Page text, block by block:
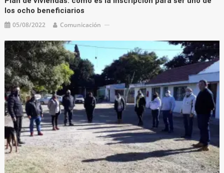
los ocho beneficiarios
05/08/2022 Comunicación